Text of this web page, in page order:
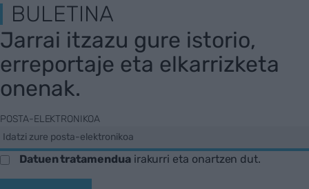
BULETINA
Jarrai itzazu gure istorio,
erreportaje eta elkarrizketa
onenak.
POSTA-ELEKTRONIKOA
Datuen tratamenduairakurri eta onartzen dut.